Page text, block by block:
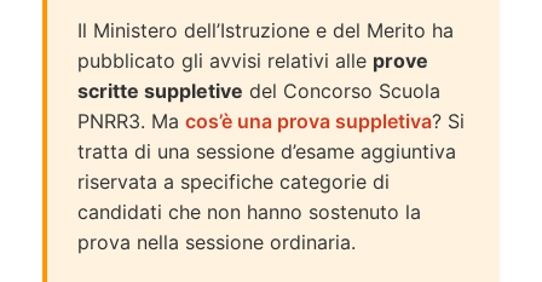
Il Ministero dell’Istruzione e del Merito ha
pubblicato gli avvisi relativi alle prove
scritte suppletive del Concorso Scuola
PNRR3. Ma cos’è una prova suppletiva? Si
tratta di una sessione d’esame aggiuntiva
riservata a specifiche categorie di
candidati che non hanno sostenuto la
prova nella sessione ordinaria.